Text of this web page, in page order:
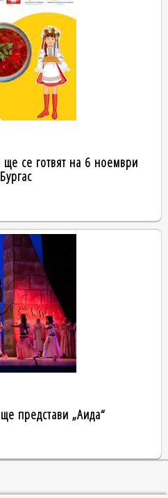
ще се готвят на 6 ноември
представи „Аида“